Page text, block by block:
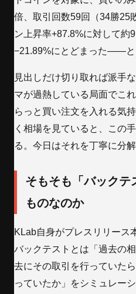
倍、取引回数59回（34勝25
ン上昇率+87.8%に対して約
−21.89%にとどまった——と
見出しだけ切り取れば派手
マが過熱している局面でこ
らっと買い注文を入れる気
く相場を見ていると、この
る。今日はそれを丁寧に分
そもそも「バックテ
ものなのか
KLab自身がプレスリリース
バックテストとは「過去の
去にその取引を行っていた
っていたか」をシミュレー